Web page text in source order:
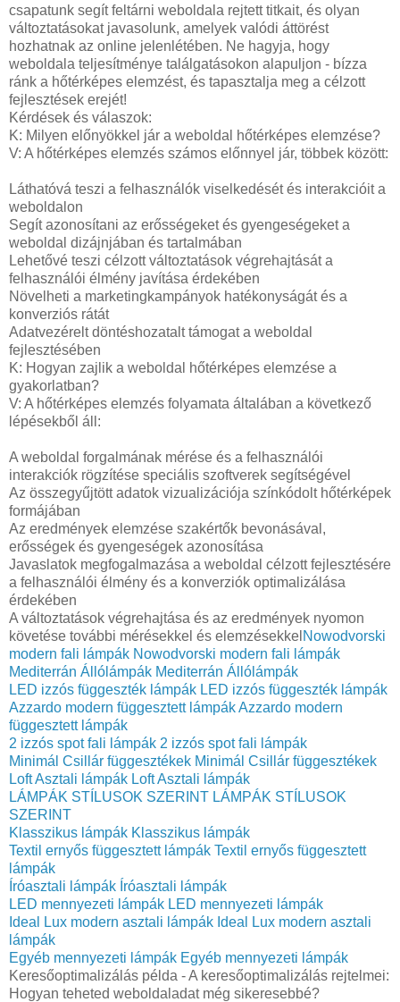
csapatunk segít feltárni weboldala rejtett titkait, és olyan
változtatásokat javasolunk, amelyek valódi áttörést
hozhatnak az online jelenlétében. Ne hagyja, hogy
weboldala teljesítménye találgatásokon alapuljon - bízza
ránk a hőtérképes elemzést, és tapasztalja meg a célzott
fejlesztések erejét!
Kérdések és válaszok:
K: Milyen előnyökkel jár a weboldal hőtérképes elemzése?
V: A hőtérképes elemzés számos előnnyel jár, többek között:
Láthatóvá teszi a felhasználók viselkedését és interakcióit a
weboldalon
Segít azonosítani az erősségeket és gyengeségeket a
weboldal dizájnjában és tartalmában
Lehetővé teszi célzott változtatások végrehajtását a
felhasználói élmény javítása érdekében
Növelheti a marketingkampányok hatékonyságát és a
konverziós rátát
Adatvezérelt döntéshozatalt támogat a weboldal
fejlesztésében
K: Hogyan zajlik a weboldal hőtérképes elemzése a
gyakorlatban?
V: A hőtérképes elemzés folyamata általában a következő
lépésekből áll:
A weboldal forgalmának mérése és a felhasználói
interakciók rögzítése speciális szoftverek segítségével
Az összegyűjtött adatok vizualizációja színkódolt hőtérképek
formájában
Az eredmények elemzése szakértők bevonásával,
erősségek és gyengeségek azonosítása
Javaslatok megfogalmazása a weboldal célzott fejlesztésére
a felhasználói élmény és a konverziók optimalizálása
érdekében
A változtatások végrehajtása és az eredmények nyomon
követése további mérésekkel és elemzésekkel Nowodvorski
modern fali lámpák Nowodvorski modern fali lámpák
Mediterrán Állólámpák Mediterrán Állólámpák
LED izzós függeszték lámpák LED izzós függeszték lámpák
Azzardo modern függesztett lámpákAzzardo modern
függesztett lámpák
2 izzós spot fali lámpák 2 izzós spot fali lámpák
Minimál Csillár függesztékek Minimál Csillár függesztékek
Loft Asztali lámpák Loft Asztali lámpák
LÁMPÁK STÍLUSOK SZERINT LÁMPÁK STÍLUSOK
SZERINT
Klasszikus lámpák Klasszikus lámpák
Textil ernyős függesztett lámpák Textil ernyős függesztett
lámpák
Íróasztali lámpák Íróasztali lámpák
LED mennyezeti lámpák LED mennyezeti lámpák
Ideal Lux modern asztali lámpák Ideal Lux modern asztali
lámpák
Egyéb mennyezeti lámpák Egyéb mennyezeti lámpák
Keresőoptimalizálás példa - A keresőoptimalizálás rejtelmei:
Hogyan teheted weboldaladat még sikeresebbé?